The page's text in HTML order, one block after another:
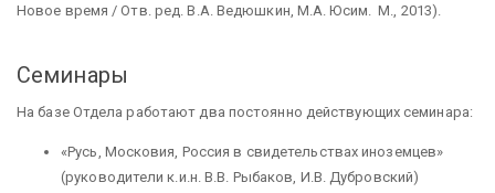
Новое время / Отв. ред. В.А. Ведюшкин, М.А. Юсим. М., 2013).
Семинары
На базе Отдела работают два постоянно действующих семинара:
«Русь, Московия, Россия в свидетельствах иноземцев»
(руководители к.и.н. В.В. Рыбаков, И.В. Дубровский)